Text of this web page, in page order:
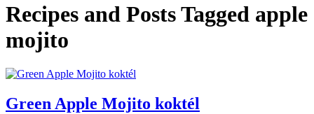
Recipes and Posts Tagged apple
mojito
Green Apple Mojito koktél